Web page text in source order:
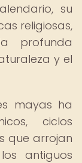
su
religiosas,
profunda
y el
mayas ha
ciclos
que arrojan
antiguos